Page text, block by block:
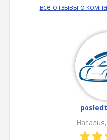
все отзывы о